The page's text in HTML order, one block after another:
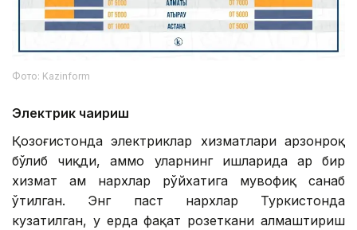
Фото: Kazinform
Электрик чақириш
Қозоғистонда электриклар хизматлари арзонроқ
бўлиб чиқди, аммо уларнинг ишларида ҳар бир
хизмат ҳам нархлар рўйхатига мувофиқ санаб
ўтилган. Энг паст нархлар Туркистонда
кузатилган, у ерда фақат розеткани алмаштириш